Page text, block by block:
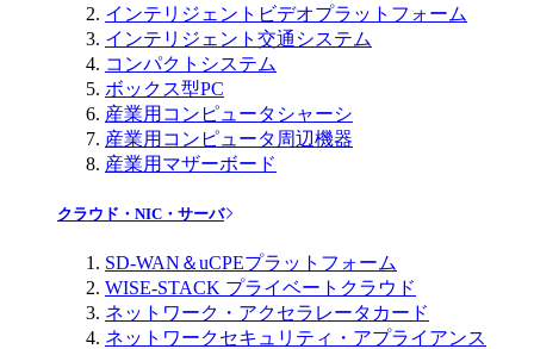
インテリジェントビデオプラットフォーム
インテリジェント交通システム
コンパクトシステム
ボックス型PC
産業用コンピュータシャーシ
産業用コンピュータ周辺機器
産業用マザーボード
クラウド・NIC・サーバ
SD-WAN＆uCPEプラットフォーム
WISE-STACK プライベートクラウド
ネットワーク・アクセラレータカード
ネットワークセキュリティ・アプライアンス